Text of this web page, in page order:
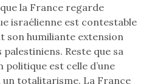
la France regarde
israélienne est contestable
son humiliante extension
Reste que sa
politique est celle d’une
un totalitarisme. La France